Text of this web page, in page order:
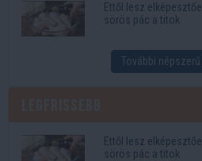
Ettől lesz
sörös pác a titok
További
Ettől lesz
sörös pác a titok